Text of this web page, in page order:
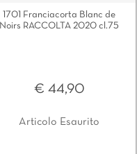
1701 Franciacorta Blanc de
Noirs RACCOLTA 2020 cl.75
€ 44,90
Articolo Esaurito